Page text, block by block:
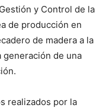
y Control de la
de producción en
de madera a la
de una
realizados por la